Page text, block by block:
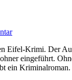
Eifel-Krimi. Der
eingeführt.
ein Kriminalroman.